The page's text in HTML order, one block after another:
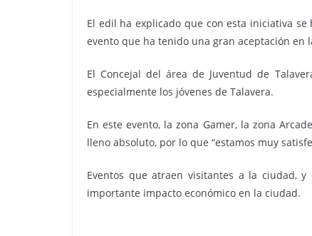
El edil ha explicado que con esta iniciativa
evento que ha tenido una gran aceptación en
El Concejal del área de Juventud de
especialmente los jóvenes de Talavera.
En este evento, la zona Gamer, la zona
lleno absoluto, por lo que “estamos muy
Eventos que atraen visitantes a la ciudad,
importante impacto económico en la ciudad.